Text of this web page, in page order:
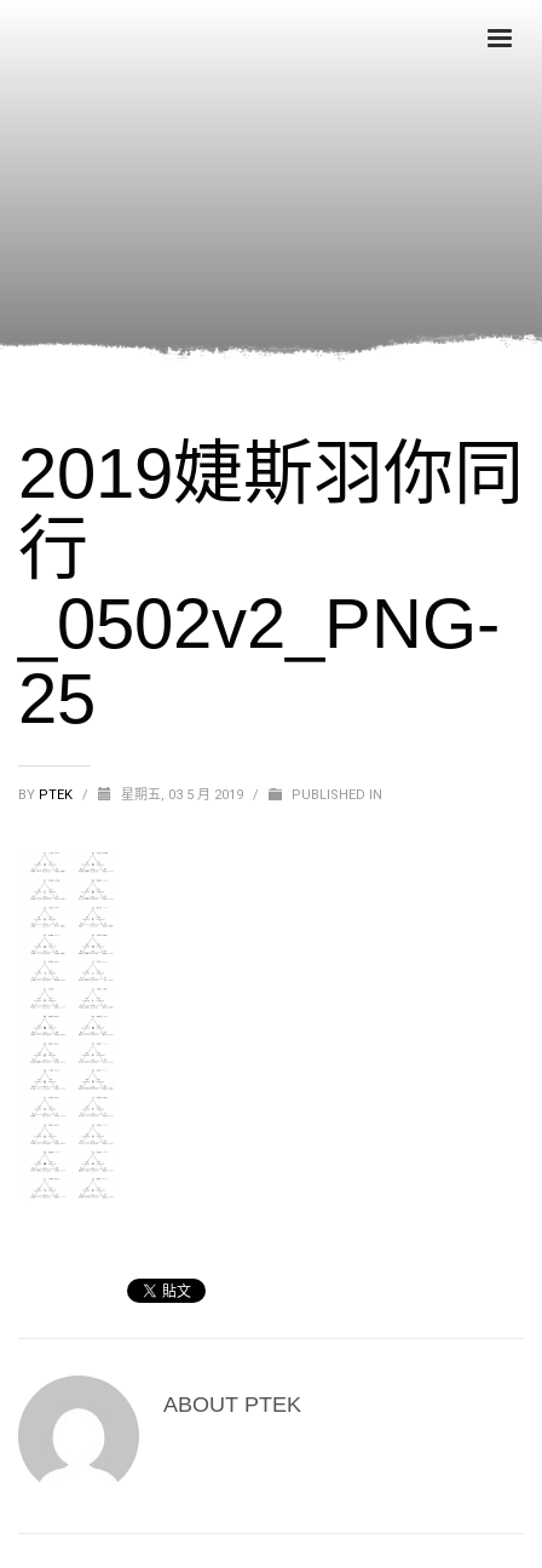
2019婕斯羽你同
行
_0502v2_PNG-
25
BY PTEK / 星期五, 03 5 月 2019 / PUBLISHED IN
ABOUT PTEK